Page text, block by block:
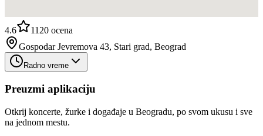
4.6 1120 ocena
Gospodar Jevremova 43, Stari grad, Beograd
Radno vreme
Preuzmi aplikaciju
Otkrij koncerte, žurke i događaje u Beogradu, po svom ukusu i sve
na jednom mestu.